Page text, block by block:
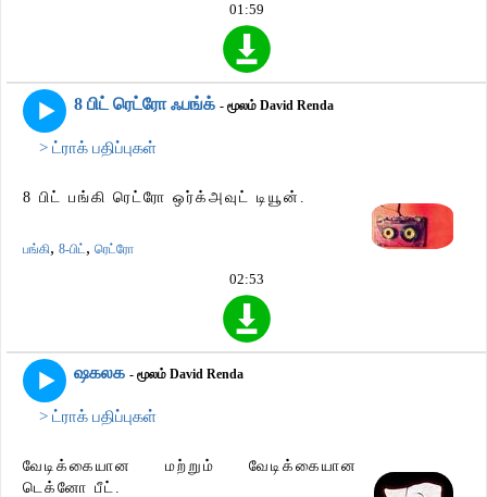
01:59
8 பிட் ரெட்ரோ ஃபங்க் - மூலம் David Renda
> ட்ராக் பதிப்புகள்
8 பிட் பங்கி ரெட்ரோ ஒர்க்அவுட் டியூன்.
பங்கி, 8-பிட் , ரெட்ரோ
02:53
ஷகலக - மூலம் David Renda
> ட்ராக் பதிப்புகள்
வேடிக்கையான மற்றும் வேடிக்கையான
டெக்னோ பீட்.